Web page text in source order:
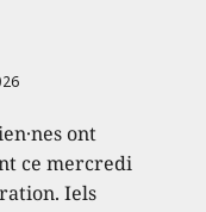
ont
ce mercredi
Iels